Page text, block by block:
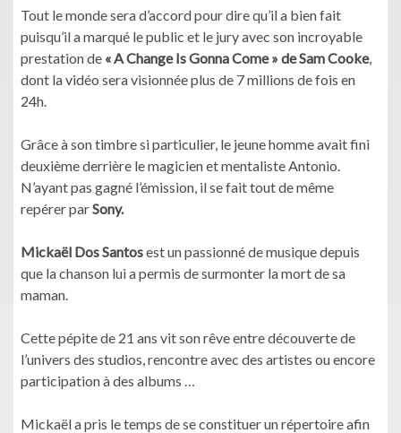
Tout le monde sera d’accord pour dire qu’il a bien fait
puisqu’il a marqué le public et le jury avec son incroyable
prestation de « A Change Is Gonna Come » de Sam Cooke,
dont la vidéo sera visionnée plus de 7 millions de fois en
24h.
Grâce à son timbre si particulier, le jeune homme avait fini
deuxième derrière le magicien et mentaliste Antonio.
N’ayant pas gagné l’émission, il se fait tout de même
repérer parSony.
Mickaël Dos Santosest un passionné de musique depuis
que la chanson lui a permis de surmonter la mort de sa
maman.
Cette pépite de 21 ans vit son rêve entre découverte de
l’univers des studios, rencontre avec des artistes ou encore
participation à des albums …
Mickaël a pris le temps de se constituer un répertoire afin